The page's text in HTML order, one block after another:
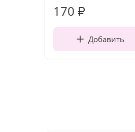
170 ₽
Добавить